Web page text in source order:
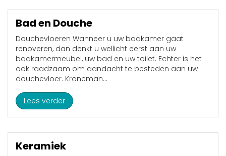
Bad en Douche
Douchevloeren Wanneer u uw badkamer gaat
renoveren, dan denkt u wellicht eerst aan uw
badkamermeubel, uw bad en uw toilet. Echter is het
ook raadzaam om aandacht te besteden aan uw
douchevloer. Kroneman...
Lees verder
Keramiek